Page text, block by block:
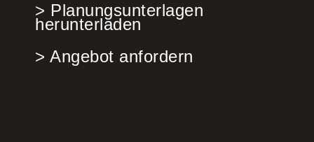
> Planungsunterlagen
herunterladen
> Angebot anfordern